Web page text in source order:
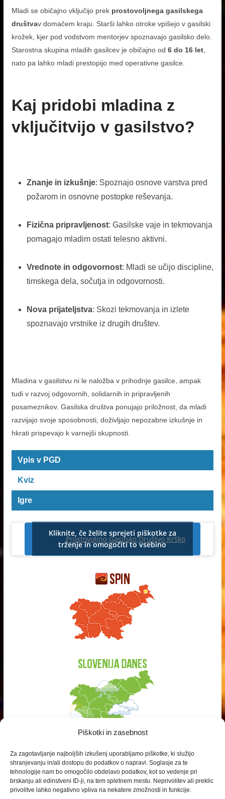
Piškotki in zasebnost
Za zagotavljanje najboljših izkušenj uporabljamo piškotke, ki služijo
shranjevanju in/ali dostopu do podatkov o napravi. Soglasje za te
tehnologije nam bo omogočilo obdelavo podatkov, kot so vedenje pri
brskanju ali edinstveni ID-ji, na tem spletnem mestu. Neprivolitev ali preklic
privolitve lahko negativno vpliva na nekatere zmožnosti in funkcije.
Mladi se običajno vključijo prek prostovoljnega gasilskega
društvav domačem kraju. Starši lahko otroke vpišejo v gasilski
krožek, kjer pod vodstvom mentorjev spoznavajo gasilsko delo.
Starostna skupina mladih gasilcev je običajno od 6 do 16 let,
nato pa lahko mladi prestopijo med operativne gasilce.
Kaj pridobi mladina z
vključitvijo v gasilstvo?
Znanje in izkušnje: Spoznajo osnove varstva pred
požarom in osnovne postopke reševanja.
Fizična pripravljenost: Gasilske vaje in tekmovanja
pomagajo mladim ostati telesno aktivni.
Vrednote in odgovornost: Mladi se učijo discipline,
timskega dela, sočutja in odgovornosti.
Nova prijateljstva: Skozi tekmovanja in izlete
spoznavajo vrstnike iz drugih društev.
Mladina v gasilstvu ni le naložba v prihodnje gasilce, ampak
tudi v razvoj odgovornih, solidarnih in pripravljenih
posameznikov. Gasilska društva ponujajo priložnost, da mladi
razvijajo svoje sposobnosti, doživljajo nepozabne izkušnje in
hkrati prispevajo k varnejši skupnosti.
Vpis v PGD
Kviz
Igre
Prostovoljno Gasilsko Društvo Krško
Kliknite, če želite sprejeti piškotke za
trženje in omogočiti to vsebino